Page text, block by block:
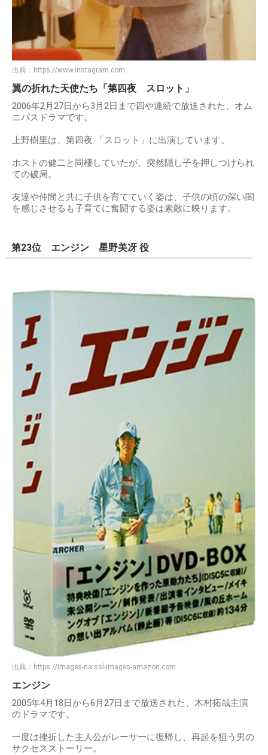
出典： https://www.instagram.com
翼の折れた天使たち「第四夜 スロット」
2006年2月27日から3月2日まで四や連続で放送された、オム
ニバスドラマです。
上野樹里は、第四夜 「スロット」に出演しています。
ホストの健二と同棲していたが、突然隠し子を押しつけられ
ての破局。
友達や仲間と共に子供を育てていく姿は、子供の頃の深い闇
を感じさせるも子育てに奮闘する姿は素敵に映ります。
第23位 エンジン 星野美冴 役
出典： https://images-na.ssl-images-amazon.com
エンジン
2005年4月18日から6月27日まで放送された、木村拓哉主演
のドラマです。
一度は挫折した主人公がレーサーに復帰し、再起を狙う男の
サクセスストーリー。